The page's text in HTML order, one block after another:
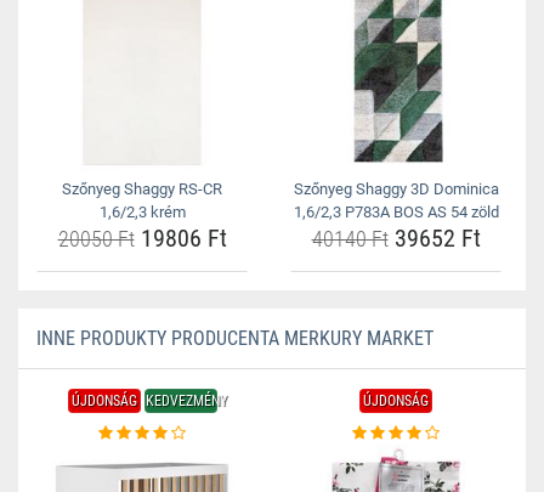
Szőnyeg Shaggy RS-CR
1,6/2,3 krém
20050 Ft19806 Ft
Szőnyeg Shaggy 3D Dominica
1,6/2,3 P783A BOS AS 54 zöld
40140 Ft39652 Ft
INNE PRODUKTY PRODUCENTA MERKURY MARKET
ÚJDONSÁG KEDVEZMÉNY ÚJDONSÁG